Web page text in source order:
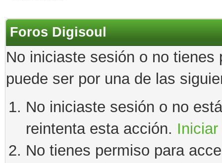
Foros Digisoul
No iniciaste sesión o no
puede ser por una de las
No iniciaste sesión o no
reintenta esta acción.
No tienes permiso para